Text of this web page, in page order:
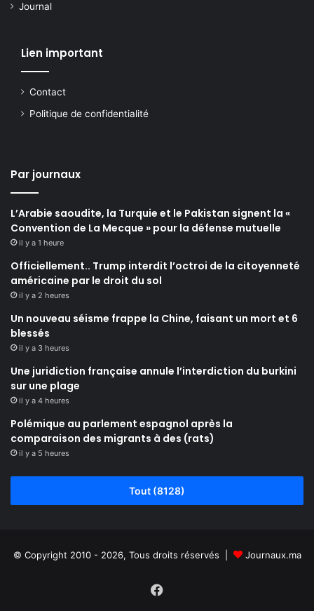
Journal
Lien important
Contact
Politique de confidentialité
Par journaux
L’Arabie saoudite, la Turquie et le Pakistan signent la «
Convention de La Mecque » pour la défense mutuelle
il y a 1 heure
Officiellement.. Trump interdit l’octroi de la citoyenneté
américaine par le droit du sol
il y a 2 heures
Un nouveau séisme frappe la Chine, faisant un mort et 6
blessés
il y a 3 heures
Une juridiction française annule l’interdiction du burkini
sur une plage
il y a 4 heures
Polémique au parlement espagnol après la
comparaison des migrants à des (rats)
il y a 5 heures
Tout (8128)
© Copyright 2010 - 2026, Tous droits réservés | Journaux.ma
Facebook